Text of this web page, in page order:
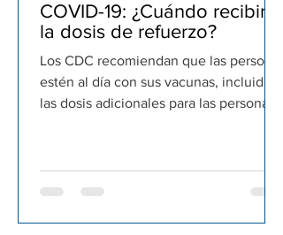
COVID-19: ¿Cuándo recibir
la dosis de refuerzo?
Los CDC recomiendan que las personas
estén al día con sus vacunas, incluidas
las dosis adicionales para las personas